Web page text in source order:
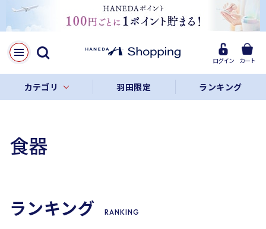
ログイン カート
カテゴリ 羽田限定 ランキング
食器
ランキング RANKING